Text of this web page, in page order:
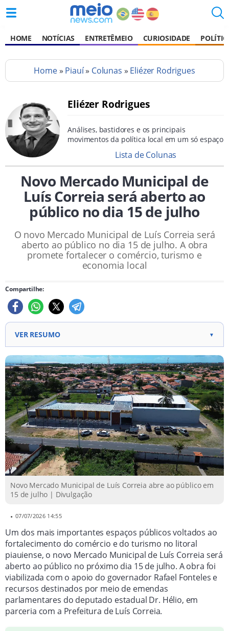
HOME NOTÍCIAS ENTRETÊMEIO CURIOSIDADE
Home» Piauí» Colunas » Eliézer Rodrigues
Eliézer Rodrigues
Análises, bastidores e os principais
movimentos da política local em um só espaço
Lista de Colunas
Novo Mercado Municipal de
Luís Correia será aberto ao
público no dia 15 de julho
O novo Mercado Municipal de Luís Correia será
aberto ao público no dia 15 de julho. A obra
promete fortalecer o comércio, turismo e
economia local
Compartilhe:
VER RESUMO ▼
Novo Mercado Municipal de Luís Correia será aberto
ao público em 15 de julho.
Obra foi viabilizada com apoio do governador e
emendas do deputado Dr. Hélio.
Espaço moderno oferece condições de trabalho e
conforto para comerciantes e visitantes.
Local contará com áreas para comercialização de
produtos regionais e gastronomia típica.
Projeto visa fortalecer turismo, economia local e
empreendedorismo no município.
Novo Mercado Municipal de Luís Correia abre ao público em
15 de julho | Divulgação
• 07/07/2026 14:55
Um dos mais importantes espaços públicos voltados ao
fortalecimento do comércio e do turismo no litoral
piauiense, o novo Mercado Municipal de Luís Correia será
aberto ao público no próximo dia 15 de julho. A obra foi
viabilizada com o apoio do governador Rafael Fonteles e
recursos destinados por meio de emendas
parlamentares do deputado estadual Dr. Hélio, em
parceria com a Prefeitura de Luís Correia.